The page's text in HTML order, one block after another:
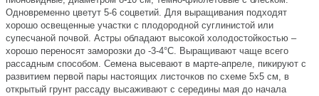
Одновременно цветут 5-6 соцветий. Для выращивания подходят
хорошо освещенные участки с плодородной суглинистой или
супесчаной почвой. Астры обладают высокой холодостойкостью –
хорошо переносят заморозки до -3-4°C. Выращивают чаще всего
рассадным способом. Семена высевают в марте-апреле, пикируют с
развитием первой пары настоящих листочков по схеме 5х5 см, в
открытый грунт рассаду высаживают с середины мая до начала